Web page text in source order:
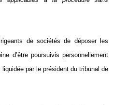
de sociétés de déposer les
d’être poursuivis personnellement
par le président du tribunal de